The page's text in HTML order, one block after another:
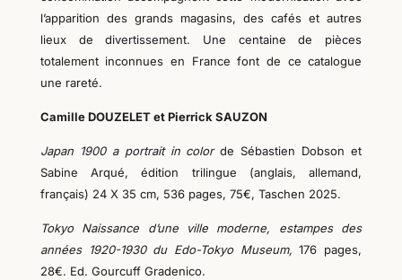
l’apparition des grands magasins, des cafés et autres
lieux de divertissement. Une centaine de pièces
totalement inconnues en France font de ce catalogue
une rareté.
Camille DOUZELET et Pierrick SAUZON
Japan 1900 a portrait in colorde Sébastien Dobson et
Sabine Arqué, édition trilingue (anglais, allemand,
français) 24 X 35 cm, 536 pages, 75€, Taschen 2025.
Tokyo Naissance d’une ville moderne, estampes des
années 1920-1930 du Edo-Tokyo Museum, 176 pages,
28€. Ed. Gourcuff Gradenico.